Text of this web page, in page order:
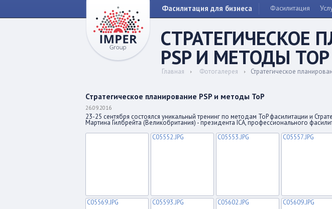
Фасилитация для бизнеса Фасилитация
СТРАТЕГИЧЕСКОЕ
PSP И МЕТОДЫ TOP
Главная Фотогалерея Стратегическое
Стратегическое планирование PSP и методы ToP
26.09.2016
23-25 сентября состоялся уникальный тренинг по методам ToP фасилитации и
Мартина Гилбрейта (Великобритания) - президента ICA, профессионального